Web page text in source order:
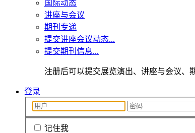
国际动态
讲座与会议
期刊专递
提交讲座会议动态...
提交期刊信息...
注册后可以提交展览演出、讲座与会议、
登录
记住我